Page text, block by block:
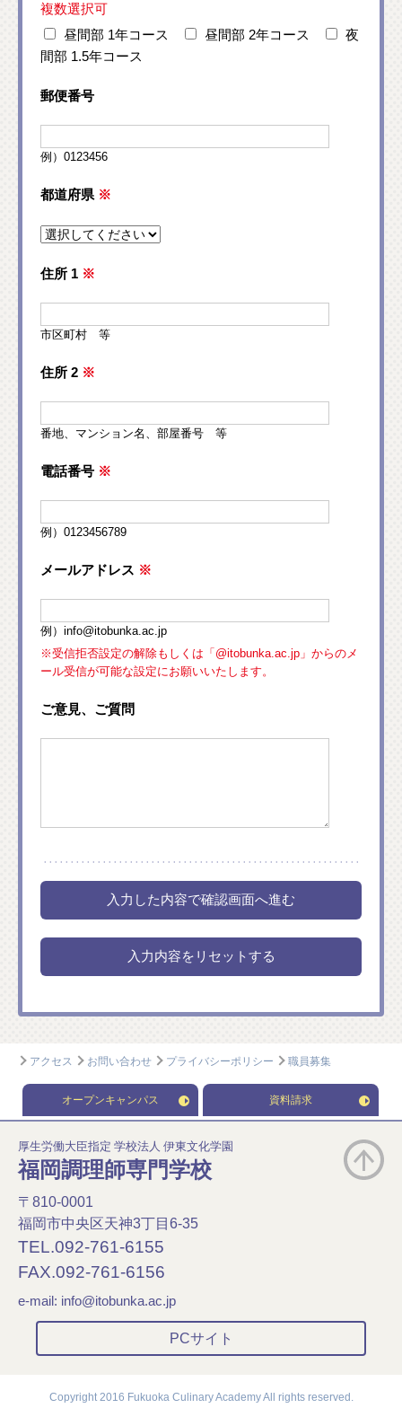
複数選択可
昼間部 1年コース
昼間部 2年コース
夜
間部 1.5年コース
郵便番号
例）0123456
都道府県 ※
住所 1 ※
市区町村 等
住所 2 ※
番地、マンション名、部屋番号 等
電話番号 ※
例）0123456789
メールアドレス ※
例）info@itobunka.ac.jp
※受信拒否設定の解除もしくは「@itobunka.ac.jp」からのメ
ール受信が可能な設定にお願いいたします。
ご意見、ご質問
アクセス お問い合わせ プライバシーポリシー 職員募集
オープンキャンパス 資料請求
厚生労働大臣指定 学校法人 伊東文化学園
福岡調理師専門学校
〒810-0001
福岡市中央区天神3丁目6-35
TEL.092-761-6155
FAX.092-761-6156
e-mail: info@itobunka.ac.jp
PCサイト
Copyright 2016 Fukuoka Culinary Academy All rights reserved.